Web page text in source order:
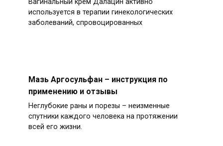
используется в терапии гинекологических
заболеваний, спровоцированных
Мазь Аргосульфан – инструкция по
применению и отзывы
Неглубокие раны и порезы – неизменные
спутники каждого человека на протяжении
всей его жизни.